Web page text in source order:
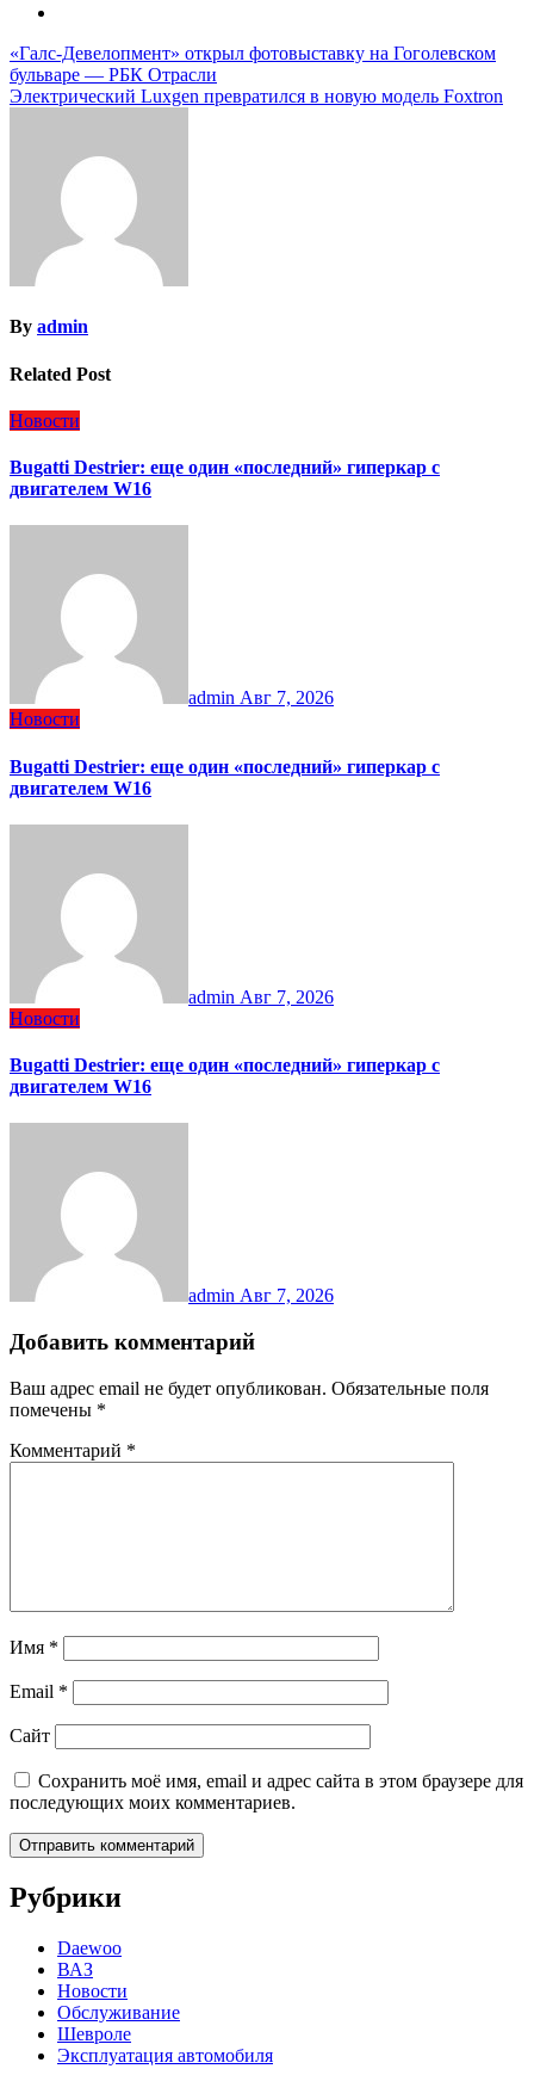
Навигация
по
«Галс-Девелопмент» открыл фотовыставку на Гоголевском
бульваре — РБК Отрасли
Электрический Luxgen превратился в новую модель Foxtron
By admin
Related Post
Новости
Bugatti Destrier: еще один «последний» гиперкар с
двигателем W16
admin Авг 7, 2026
Новости
Bugatti Destrier: еще один «последний» гиперкар с
двигателем W16
admin Авг 7, 2026
Новости
Bugatti Destrier: еще один «последний» гиперкар с
двигателем W16
admin Авг 7, 2026
Добавить комментарий
Ваш адрес email не будет опубликован. Обязательные поля
помечены *
Комментарий *
Имя *
Email *
Сайт
Сохранить моё имя, email и адрес сайта в этом браузере для
последующих моих комментариев.
Рубрики
Daewoo
ВАЗ
Новости
Обслуживание
Шевроле
Эксплуатация автомобиля